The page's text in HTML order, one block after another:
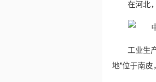
在河北
工业生
地”位于南皮